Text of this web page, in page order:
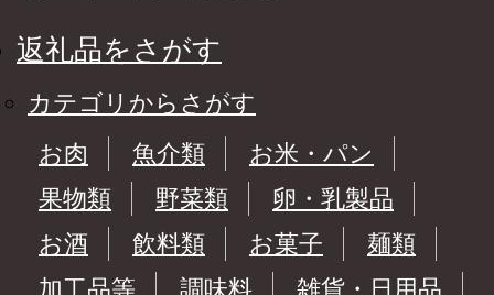
返礼品をさがす
カテゴリからさがす
お肉
魚介類
お米・パン
果物類
野菜類
卵・乳製品
お酒
飲料類 お菓子
麺類
加工品等
調味料
雑貨・日用品